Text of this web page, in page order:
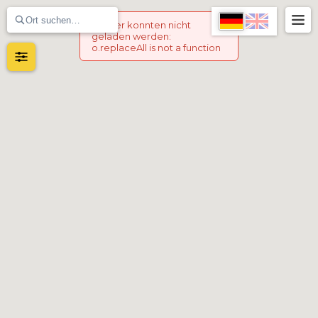
Marker konnten nicht
geladen werden:
o.replaceAll is not a function